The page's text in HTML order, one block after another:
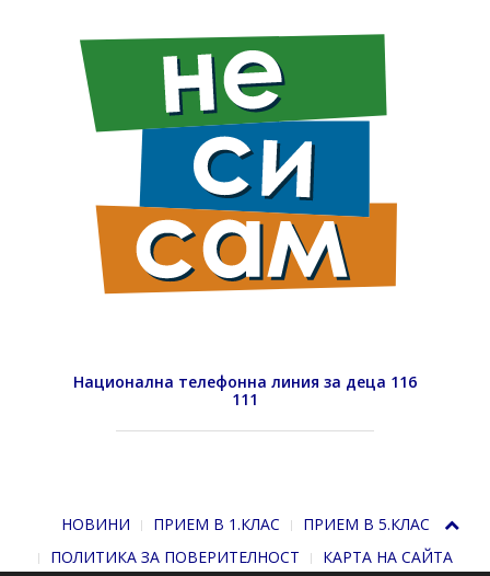
Национална телефонна линия за деца 116
111
НОВИНИ ПРИЕМ В 1.КЛАС
ПРИЕМ В 5.КЛАС
ПОЛИТИКА ЗА ПОВЕРИТЕЛНОСТ
КАРТА НА САЙТА